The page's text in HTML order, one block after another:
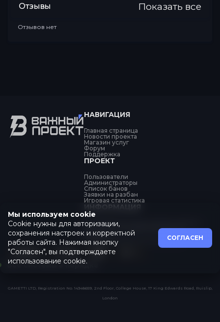
Отзывы Показать все
Отзывов нет
НАВИГАЦИЯ
Главная страница
Новости проекта
Магазин услуг
Форум
Поддержка
ПРОЕКТ
Пользователи
Администраторы
Список банов
Заявки на разбан
Игровая статистика
ИНФОРМАЦИЯ
Об обработке персональных данных
Политика конфиденциальности
Оферта
Пользовательское соглашение
Все системы в порядке
GAMETTI LTD, Registration No. 14348659, 2nd Floor, College House, 17 King Edwards Road, Ruislip,
London
Мы используем cookie
Cookie нужны для авторизации,
сохранения настроек и корректной
работы сайта. Нажимая кнопку
"Согласен", вы подтверждаете
использование cookie.
СОГЛАСЕН